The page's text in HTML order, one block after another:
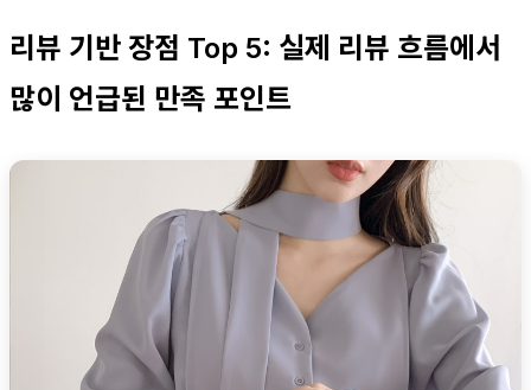
리뷰 기반 장점 Top 5: 실제 리뷰 흐름에서
많이 언급된 만족 포인트